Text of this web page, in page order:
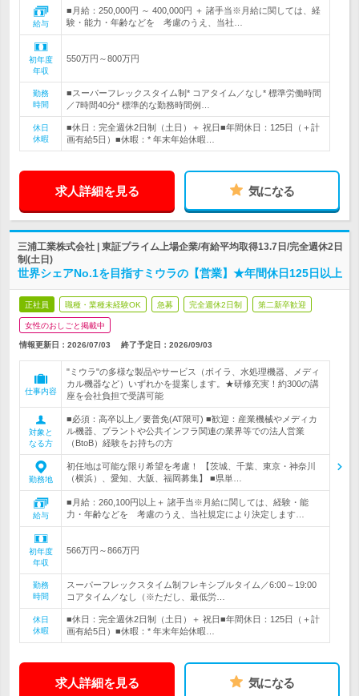
給与
■月給：250,000円 ～ 400,000円 ＋ 諸手当※月給に関しては、経
験・能力・年齢などを 考慮のうえ、当社…
初年度
年収
550万円～800万円
勤務
時間
■スーパーフレックスタイム制* コアタイム／なし* 標準労働時間
／7時間40分* 標準的な勤務時間例…
休日
休暇
■休日：完全週休2日制（土日）＋ 祝日■年間休日：125日（＋計
画有給5日）■休暇：* 年末年始休暇…
求人詳細を見る 気になる
三浦工業株式会社 | 東証プライム上場企業/有給平均取得13.7日/完全週休2日
制(土日)
世界シェアNo.1を目指すミウラの【営業】★年間休日125日以上
正社員 職種・業種未経験OK 急募 完全週休2日制 第二新卒歓迎
女性のおしごと掲載中
情報更新日：2026/07/03 終了予定日： 2026/09/03
仕事内容
"ミウラ"の多様な製品やサービス（ボイラ、水処理機器、メディ
カル機器など）いずれかを提案します。★研修充実！約300の講
座を会社負担で受講可能
対象と
なる方
■必須：高卒以上／要普免(AT限可) ■歓迎：産業機械やメディカ
ル機器、プラントや公共インフラ関連の業界等での法人営業
（BtoB）経験をお持ちの方
勤務地
初任地は可能な限り希望を考慮！ 【茨城、千葉、東京・神奈川
（横浜）、愛知、大阪、福岡募集】 ■県単…
給与
■月給：260,100円以上＋ 諸手当※月給に関しては、経験・能
力・年齢などを 考慮のうえ、当社規定により決定します…
初年度
年収
566万円～866万円
勤務
時間
スーパーフレックスタイム制フレキシブルタイム／6:00～19:00
コアタイム／なし（※ただし、最低労…
休日
休暇
■休日：完全週休2日制（土日）＋ 祝日■年間休日：125日（＋計
画有給5日）■休暇：* 年末年始休暇…
求人詳細を見る 気になる